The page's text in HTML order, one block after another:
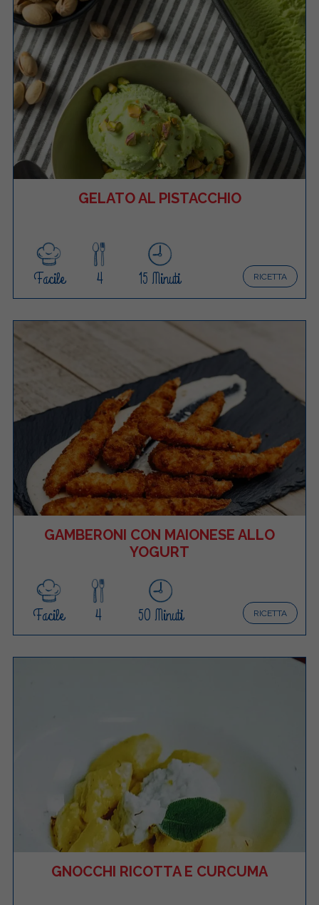
GELATO AL PISTACCHIO
RICETTA
Facile 4 15 Minuti
GAMBERONI CON MAIONESE ALLO
YOGURT
RICETTA
Facile 4 50 Minuti
GNOCCHI RICOTTA E CURCUMA